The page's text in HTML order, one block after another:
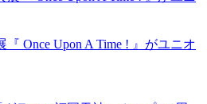
Once Upon A Time ! 』がユニオ